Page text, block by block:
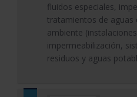
fluidos especiales,
tratamientos de aguas
ambiente
impermeabilización,
residuos y aguas